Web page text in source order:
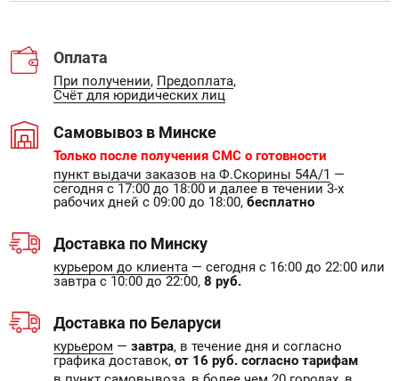
Оплата
При получении, Предоплата,
Счёт для юридических лиц
Самовывоз в Минске
Только после получения СМС о готовности
пункт выдачи заказов на Ф.Скорины 54А/1 —
сегодня с 17:00 до 18:00 и далее в течении 3-х
рабочих дней с 09:00 до 18:00, бесплатно
Доставка по Минску
курьером до клиента — сегодня с 16:00 до 22:00 или
завтра с 10:00 до 22:00, 8 руб.
Доставка по Беларуси
курьером — завтра, в течение дня и согласно
графика доставок, от 16 руб. согласно тарифам